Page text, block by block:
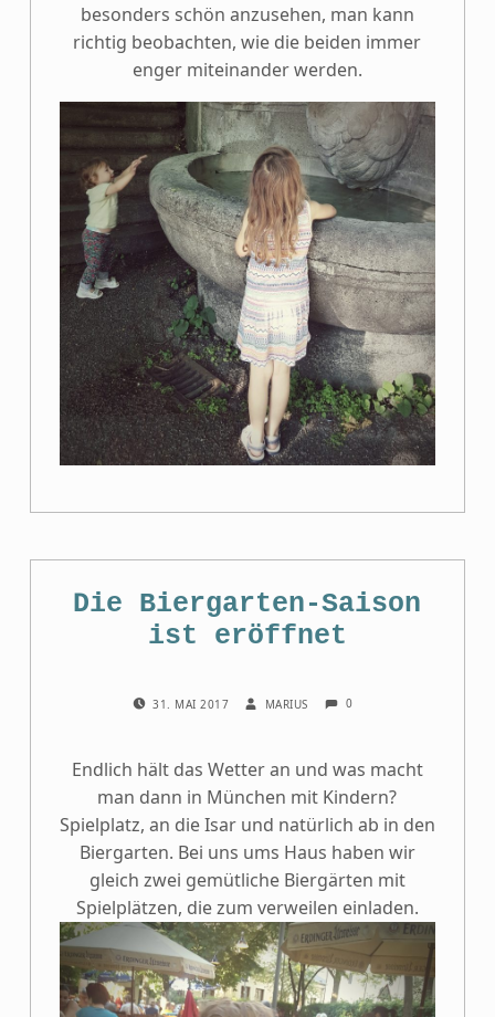
besonders schön anzusehen, man kann
richtig beobachten, wie die beiden immer
enger miteinander werden.
Die Biergarten-Saison
ist eröffnet
31. MAI 2017 MARIUS 0
Endlich hält das Wetter an und was macht
man dann in München mit Kindern?
Spielplatz, an die Isar und natürlich ab in den
Biergarten. Bei uns ums Haus haben wir
gleich zwei gemütliche Biergärten mit
Spielplätzen, die zum verweilen einladen.